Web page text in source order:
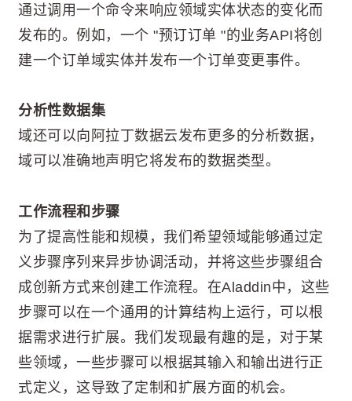
通过调用一个命令来响应领域实体状态的变化而
发布的。例如，一个 "预订订单 "的业务API将创
建一个订单域实体并发布一个订单变更事件。
分析性数据集
域还可以向阿拉丁数据云发布更多的分析数据，
域可以准确地声明它将发布的数据类型。
工作流程和步骤
为了提高性能和规模，我们希望领域能够通过定
义步骤序列来异步协调活动，并将这些步骤组合
成创新方式来创建工作流程。在Aladdin中，这些
步骤可以在一个通用的计算结构上运行，可以根
据需求进行扩展。我们发现最有趣的是，对于某
些领域，一些步骤可以根据其输入和输出进行正
式定义，这导致了定制和扩展方面的机会。